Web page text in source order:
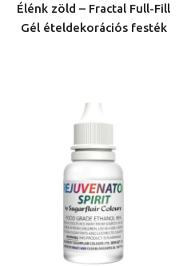
Élénk zöld – Fractal Full-Fill
Gél ételdekorációs festék